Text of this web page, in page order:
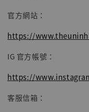
官方網站：
https://
IG 官方帳號：
https://
客服信箱：